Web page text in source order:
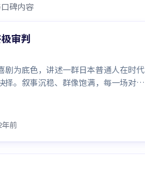
碑内容
审判
剧为底色，讲述一群日本普通人在时代
择。叙事沉稳、群像饱满，每一场对手
确，回味悠长。
年前